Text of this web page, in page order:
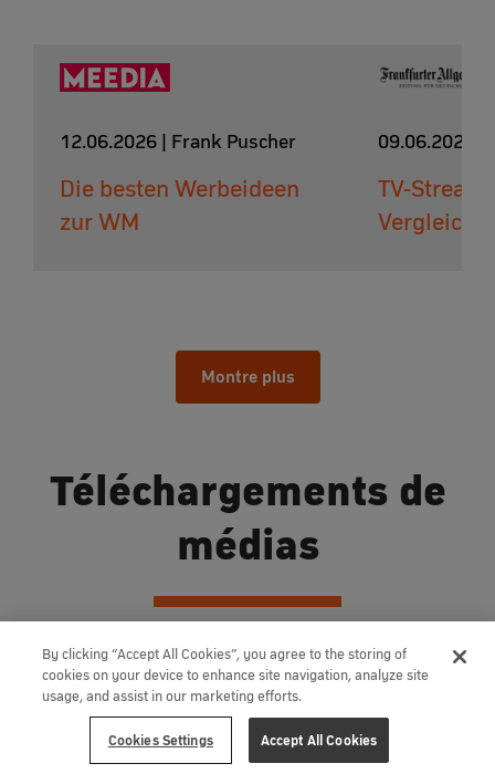
12.06.2026 | Frank Puscher
Die besten Werbeideen
zur WM
09.06.2026 |
TV-
Vergleich
Montre plus
Téléchargements de
médias
By clicking “Accept All Cookies”, you agree to the storing of
cookies on your device to enhance site navigation, analyze site
usage, and assist in our marketing efforts.
Cookies Settings Accept All Cookies